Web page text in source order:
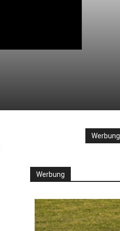
Werbung
Werbung